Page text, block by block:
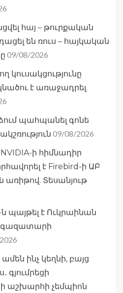
հայ – թուրքական
են ռուս – հայկական
09/08/2026
կուսակցությունը
է առաջադրել.
պահպանել գոնե
09/08/2026
ի հիմնադիր
է Firebird-ի ԱԲ
Տեսանյութ
պայթել է Ուկրաինան
գազատարի
ինչ կեղնի, բայց
գյումրեցի
չեմպիոն